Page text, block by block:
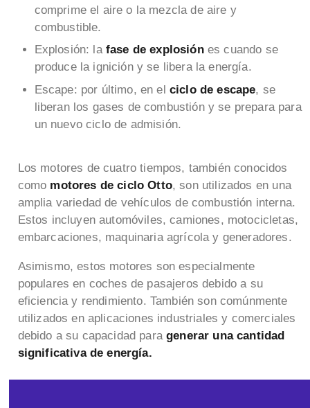
comprime el aire o la mezcla de aire y
combustible.
Explosión: la fase de explosión es cuando se
produce la ignición y se libera la energía.
Escape: por último, en el ciclo de escape, se
liberan los gases de combustión y se prepara para
un nuevo ciclo de admisión.
Los motores de cuatro tiempos, también conocidos
como motores de ciclo Otto, son utilizados en una
amplia variedad de vehículos de combustión interna.
Estos incluyen automóviles, camiones, motocicletas,
embarcaciones, maquinaria agrícola y generadores.
Asimismo, estos motores son especialmente
populares en coches de pasajeros debido a su
eficiencia y rendimiento. También son comúnmente
utilizados en aplicaciones industriales y comerciales
debido a su capacidad paragenerar una cantidad
significativa de energía.